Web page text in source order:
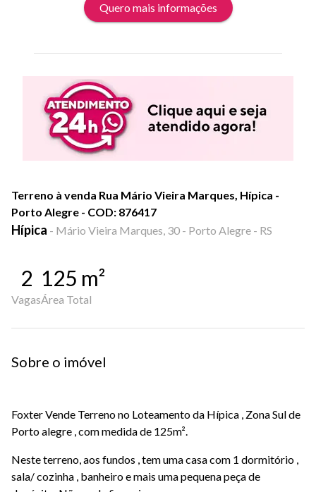
Quero mais informações
Terreno à venda Rua Mário Vieira Marques, Hípica -
Porto Alegre - COD: 876417
Hípica - Mário Vieira Marques, 30 - Porto Alegre - RS
2
Vagas
125 m²
Área Total
Sobre o imóvel
Foxter Vende Terreno no Loteamento da Hípica , Zona Sul de
Porto alegre , com medida de 125m².
Neste terreno, aos fundos , tem uma casa com 1 dormitório ,
sala/ cozinha , banheiro e mais uma pequena peça de